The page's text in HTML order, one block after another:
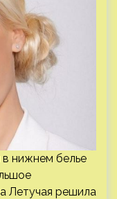
нижнем белье
Летучая решила